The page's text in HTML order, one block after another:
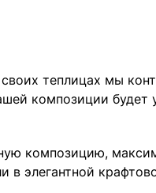
теплицах мы
композиции будет
композицию,
элегантной